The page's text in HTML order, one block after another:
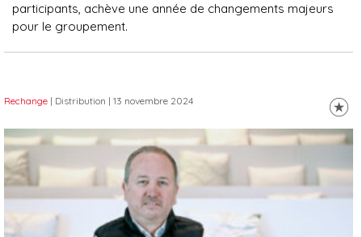
participants, achève une année de changements majeurs
pour le groupement.
Rechange | Distribution | 13 novembre 2024